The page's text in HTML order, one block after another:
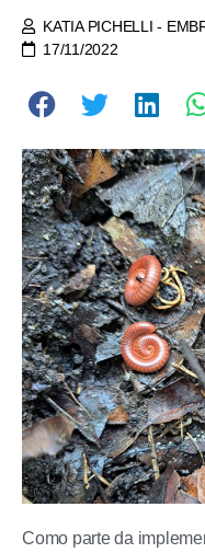
KATIA PICHELLI -
17/11/2022
Como parte da